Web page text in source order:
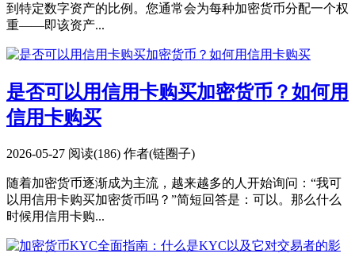
到特定数字资产的比例。您通常会为每种加密货币分配一个权
重——即该资产...
是否可以用信用卡购买加密货币？如何用
信用卡购买
2026-05-27 阅读(186) 作者(链圈子)
随着加密货币逐渐成为主流，越来越多的人开始询问：“我可
以用信用卡购买加密货币吗？”简短回答是：可以。那么什么
时候用信用卡购...